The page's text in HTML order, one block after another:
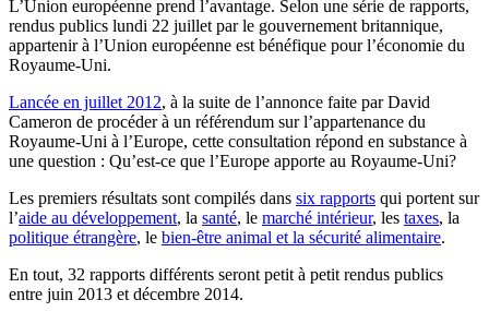
L’Union européenne prend l’avantage. Selon une série de rapports,
rendus publics lundi 22 juillet par le gouvernement britannique,
appartenir à l’Union européenne est bénéfique pour l’économie du
Royaume-Uni.
Lancée en juillet 2012, à la suite de l’annonce faite par David
Cameron de procéder à un référendum sur l’appartenance du
Royaume-Uni à l’Europe, cette consultation répond en substance à
une question : Qu’est-ce que l’Europe apporte au Royaume-Uni?
Les premiers résultats sont compilés dans six rapports qui portent sur
l’aide au développement, la santé, le marché intérieur, les taxes, la
politique étrangère, le bien-être animal et la sécurité alimentaire.
En tout, 32 rapports différents seront petit à petit rendus publics
entre juin 2013 et décembre 2014.